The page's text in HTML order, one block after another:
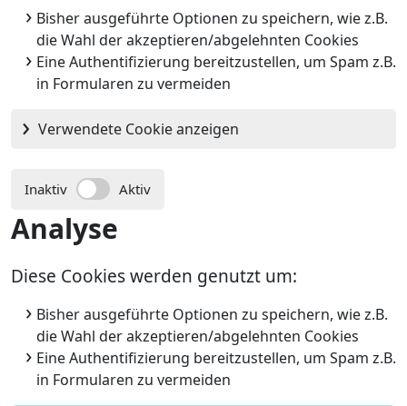
Bisher ausgeführte Optionen zu speichern, wie z.B.
die Wahl der akzeptieren/abgelehnten Cookies
Eine Authentifizierung bereitzustellen, um Spam z.B.
in Formularen zu vermeiden
Verwendete Cookie anzeigen
Inaktiv Aktiv
Analyse
Diese Cookies werden genutzt um:
Bisher ausgeführte Optionen zu speichern, wie z.B.
die Wahl der akzeptieren/abgelehnten Cookies
Eine Authentifizierung bereitzustellen, um Spam z.B.
in Formularen zu vermeiden